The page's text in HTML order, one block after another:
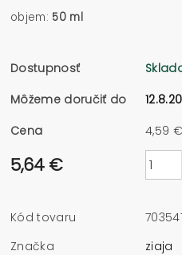
objem: 50 ml
Dostupnosť
Môžeme doručiť do
Cena
5,64 €
Kód tovaru
Značka
ziaja